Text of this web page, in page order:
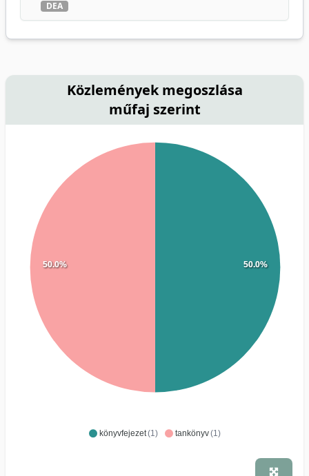
DEA
Közlemények megoszlása
műfaj szerint
könyvfejezet(1) tankönyv(1)
50.0%
50.0%